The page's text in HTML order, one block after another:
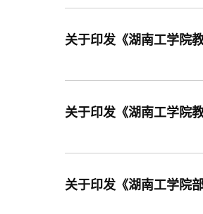
关于印发《湖南工学院
关于印发《湖南工学院
关于印发《湖南工学院